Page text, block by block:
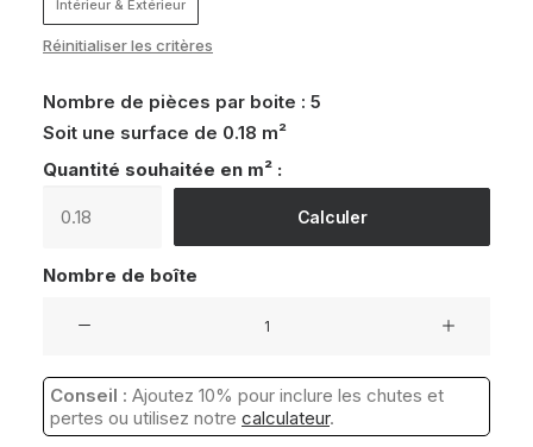
Intérieur & Extérieur
Réinitialiser les critères
Nombre de pièces par boite : 5
Soit une surface de 0.18 m²
Quantité souhaitée en m² :
Calculer
Nombre de boîte
Claustra
terre
cuite
Conseil : Ajoutez 10% pour inclure les chutes et
pertes ou utilisez notre calculateur.